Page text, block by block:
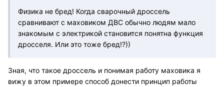
Физика не бред! Когда сварочный дроссель
сравнивают с маховиком ДВС обычно людям мало
знакомым с электрикой становится понятна функция
дросселя. Или это тоже бред!?))
Зная, что такое дроссель и понимая работу маховика я
вижу в этом примере способ донести принцип работы